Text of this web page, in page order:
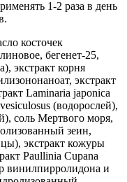
1-2 раза в день
косточек
бегенет-25,
экстракт корня
экстракт
Laminaria japonica
(водорослей),
соль Мертвого моря,
зеин,
экстракт кожуры
Paullinia Cupana
винилпирролидона и